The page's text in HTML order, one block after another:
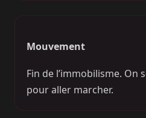
Mouvement
Fin de l’immobilisme. On
pour aller marcher.